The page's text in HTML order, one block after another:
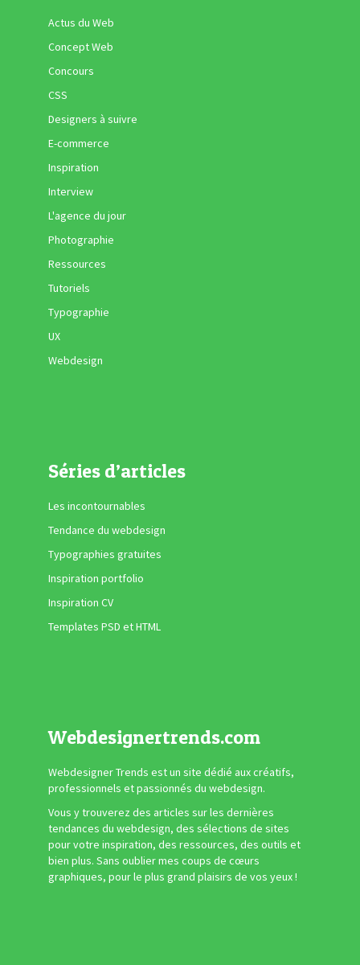
Actus du Web
Concept Web
Concours
CSS
Designers à suivre
E-commerce
Inspiration
Interview
L'agence du jour
Photographie
Ressources
Tutoriels
Typographie
UX
Webdesign
Séries d’articles
Les incontournables
Tendance du webdesign
Typographies gratuites
Inspiration portfolio
Inspiration CV
Templates PSD et HTML
Webdesignertrends.com
Webdesigner Trends est un site dédié aux créatifs,
professionnels et passionnés du webdesign.
Vous y trouverez des articles sur les dernières
tendances du webdesign, des sélections de sites
pour votre inspiration, des ressources, des outils et
bien plus. Sans oublier mes coups de cœurs
graphiques, pour le plus grand plaisirs de vos yeux !